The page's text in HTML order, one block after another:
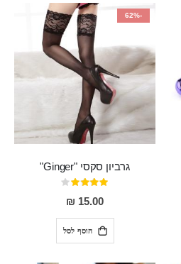
-62%
גרביון סקסי "Ginger"
דירוג:
80%
15.00 ₪
הוסף לסל